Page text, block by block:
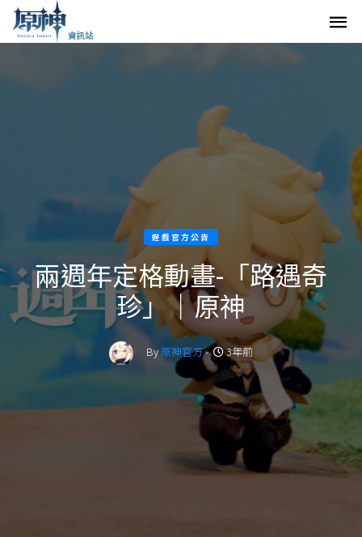
遊戲官方公告
兩週年定格動畫-「路遇奇
珍」｜原神
By原神官方- 3年前